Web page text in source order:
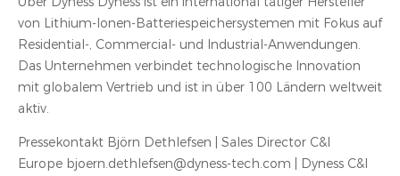
von Lithium-Ionen-Batteriespeichersystemen mit Fokus auf
Residential-, Commercial- und Industrial-Anwendungen.
Das Unternehmen verbindet technologische Innovation
mit globalem Vertrieb und ist in über 100 Ländern weltweit
aktiv.
Pressekontakt Björn Dethlefsen | Sales Director C&I
Europe bjoern.dethlefsen@dyness-tech.com | Dyness C&I